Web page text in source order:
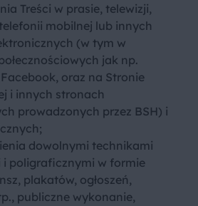
Treści w prasie, telewizji,
mobilnej lub innych
(w tym w
jak np.
oraz na Stronie
i innych stronach
prowadzonych przez BSH) i
dowolnymi technikami
i poligraficznymi w formie
plakatów, ogłoszeń,
publiczne wykonanie,